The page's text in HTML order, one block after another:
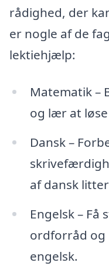
rådighed, der
er nogle af de
lektiehjælp:
Matematik –
og lær at
Dansk –
af dansk
Engelsk – Få
ordforråd og
engelsk.